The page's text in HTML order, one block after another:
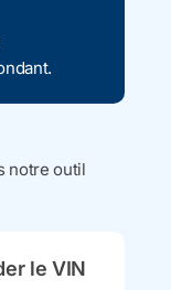
notre outil
le VIN